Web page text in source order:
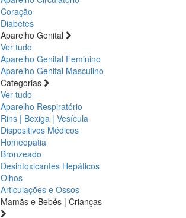
Coração
Diabetes
Aparelho Genital
Ver tudo
Aparelho Genital Feminino
Aparelho Genital Masculino
Categorias
Ver tudo
Aparelho Respiratório
Rins | Bexiga | Vesícula
Dispositivos Médicos
Homeopatia
Bronzeado
Desintoxicantes Hepáticos
Olhos
Articulações e Ossos
Mamãs e Bebés | Crianças